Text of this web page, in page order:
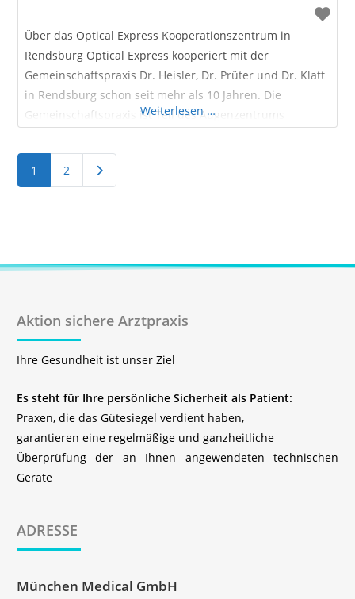
Über das Optical Express Kooperationszentrum in
Rendsburg Optical Express kooperiert mit der
Gemeinschaftspraxis Dr. Heisler, Dr. Prüter und Dr. Klatt
in Rendsburg schon seit mehr als 10 Jahren. Die
Gemeinschaftspraxis ist Teil des Augenzentrums
Weiterlesen …
1 2 Ältere Beiträge
Aktion sichere Arztpraxis
Ihre Gesundheit ist unser Ziel
Es steht für Ihre persönliche Sicherheit als Patient:
Praxen, die das Gütesiegel verdient haben,
garantieren eine regelmäßige und ganzheitliche
Überprüfung der an Ihnen angewendeten technischen
Geräte
ADRESSE
München Medical GmbH